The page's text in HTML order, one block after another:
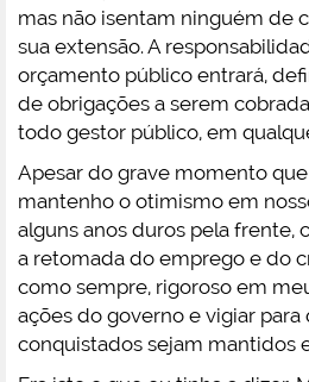
mas não isentam ninguém de
sua extensão. A
orçamento público entrará,
de obrigações a serem
todo gestor público, em
Apesar do grave momento que
mantenho o otimismo em
alguns anos duros pela frente,
a retomada do emprego e do
como sempre, rigoroso em
ações do governo e vigiar
conquistados sejam mantidos